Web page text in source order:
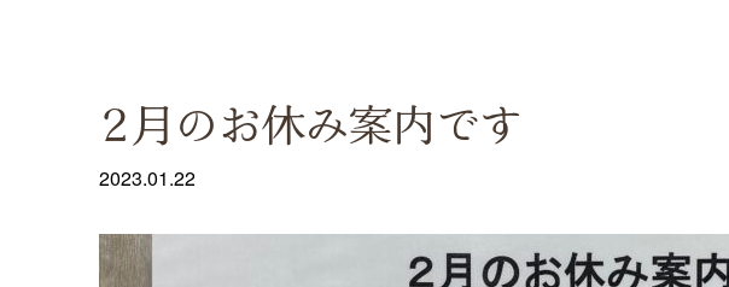
2月のお休み案内です
2023.01.22